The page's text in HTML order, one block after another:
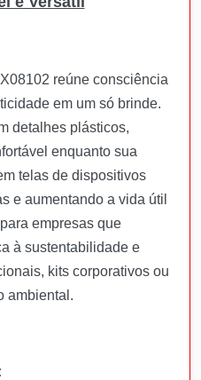
reúne consciência
em um só brinde.
detalhes plásticos,
enquanto sua
telas de dispositivos
e aumentando a vida útil
empresas que
à sustentabilidade e
kits corporativos ou
ambiental.